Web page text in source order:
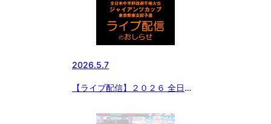
2026.5.7
【ライブ配信】２０２６ 全日本
ツカップ 東京都東支部予選